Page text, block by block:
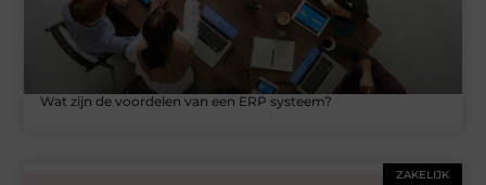
Wat zijn de voordelen van een ERP systeem?
ZAKELIJK